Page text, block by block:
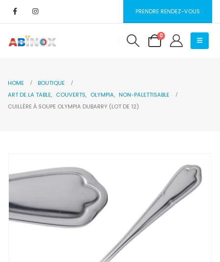
PRENDRE RENDEZ-VOUS
0
HOME
BOUTIQUE
ART DE LA TABLE, COUVERTS, OLYMPIA, NON-PALETTISABLE
CUILLÈRE À SOUPE OLYMPIA DUBARRY (LOT DE 12)